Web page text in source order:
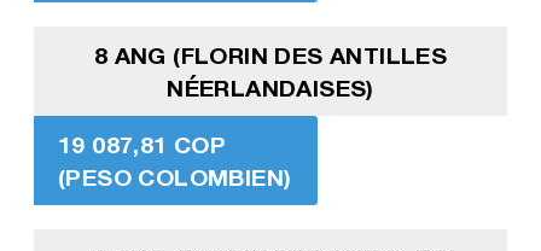
8 ANG (FLORIN DES ANTILLES
NÉERLANDAISES)
19 087,81 COP
(PESO COLOMBIEN)